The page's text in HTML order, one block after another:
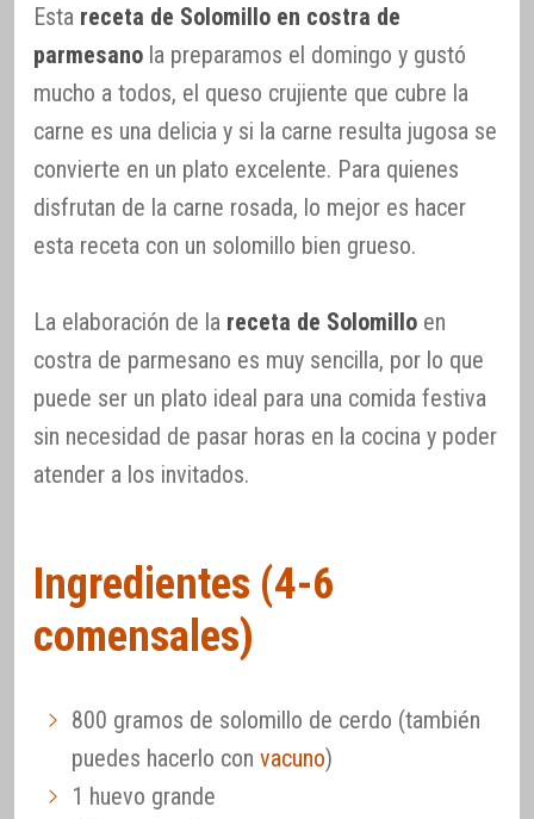
Esta receta de Solomillo en costra de
parmesano la preparamos el domingo y gustó
mucho a todos, el queso crujiente que cubre la
carne es una delicia y si la carne resulta jugosa se
convierte en un plato excelente. Para quienes
disfrutan de la carne rosada, lo mejor es hacer
esta receta con un solomillo bien grueso.
La elaboración de la receta de Solomillo en
costra de parmesano es muy sencilla, por lo que
puede ser un plato ideal para una comida festiva
sin necesidad de pasar horas en la cocina y poder
atender a los invitados.
Ingredientes (4-6
comensales)
800 gramos de solomillo de cerdo (también
puedes hacerlo con vacuno)
1 huevo grande